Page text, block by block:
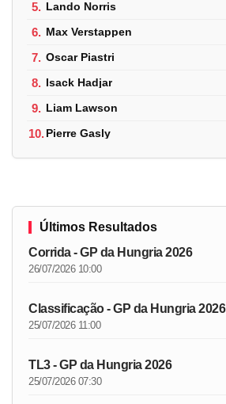
5. Lando Norris
6. Max Verstappen
7. Oscar Piastri
8. Isack Hadjar
9. Liam Lawson
10.Pierre Gasly
Últimos Resultados
Corrida - GP da Hungria 2026
26/07/2026 10:00
Classificação - GP da Hungria 2026
25/07/2026 11:00
TL3 - GP da Hungria 2026
25/07/2026 07:30